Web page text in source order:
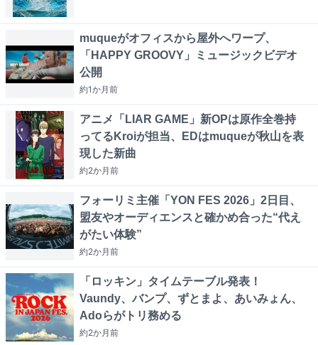
muqueがオフィスから屋外へワープ、
「HAPPY GROOVY」ミュージックビデオ
公開
約1か月前
アニメ「LIAR GAME」新OPは原作全巻持
ってるKroiが担当、EDはmuqueが秋山を表
現した新曲
約2か月前
フォーリミ主催「YON FES 2026」2日目、
盟友やオーディエンスと確かめ合った“代え
がたい体験”
約2か月前
「ロッキン」タイムテーブル発表！
Vaundy、バンプ、ずとまよ、あいみょん、
Adoらがトリ務める
約2か月前